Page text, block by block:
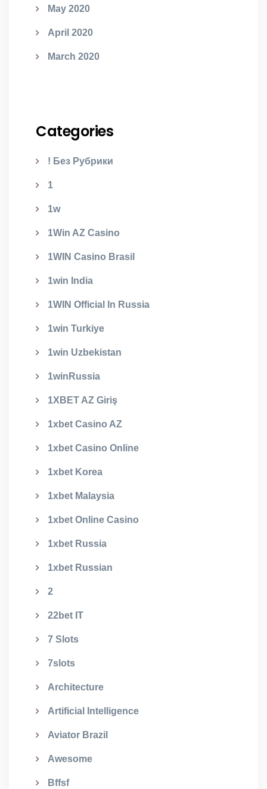
May 2020
April 2020
March 2020
Categories
! Без Рубрики
1
1w
1Win AZ Casino
1WIN Casino Brasil
1win India
1WIN Official In Russia
1win Turkiye
1win Uzbekistan
1winRussia
1XBET AZ Giriş
1xbet Casino AZ
1xbet Casino Online
1xbet Korea
1xbet Malaysia
1xbet Online Casino
1xbet Russia
1xbet Russian
2
22bet IT
7 Slots
7slots
Architecture
Artificial Intelligence
Aviator Brazil
Awesome
Bffsf